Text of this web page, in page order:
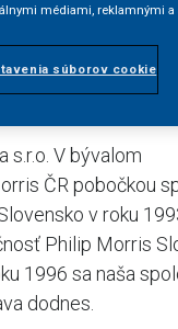
V bývalom
ČR pobočkou
v roku
Philip Morris
1996 sa naša
dodnes.
médiami, reklamnými a
súborov cookie